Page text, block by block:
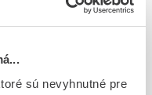
sú nevyhnutné pre